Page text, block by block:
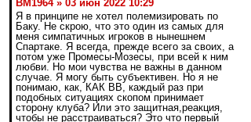
BM1964 » 03 июн 2022 10:29
Я в принципе не хотел полемизировать по
Баку. Не скрою, что это один из самых для
меня симпатичных игроков в нынешнем
Спартаке. Я всегда, прежде всего за своих, а
потом уже Промесы-Мозесы, при всей к ним
любви. Но мои чувства не важны в данном
случае. Я могу быть субъективен. Но я не
понимаю, как, КАК ВВ, каждый раз при
подобных ситуациях скопом принимает
сторону клуба? Или это защитная,реакция,
чтобы не расстраиваться? Это что первый